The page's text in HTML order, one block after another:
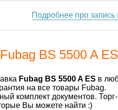
Подробнее про
BS 5500 A
Fubag BS 5500 A ES в
на все товары Fubag.
комплект документов.
Вы можете найти :)